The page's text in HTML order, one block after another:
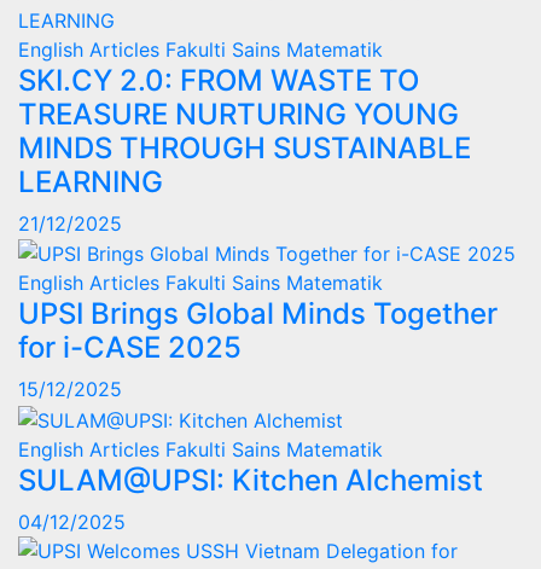
English Articles Fakulti Sains Matematik
SKI.CY 2.0: FROM WASTE TO
TREASURE NURTURING YOUNG
MINDS THROUGH SUSTAINABLE
LEARNING
21/12/2025
English Articles Fakulti Sains Matematik
UPSI Brings Global Minds Together
for i-CASE 2025
15/12/2025
English Articles Fakulti Sains Matematik
SULAM@UPSI: Kitchen Alchemist
04/12/2025